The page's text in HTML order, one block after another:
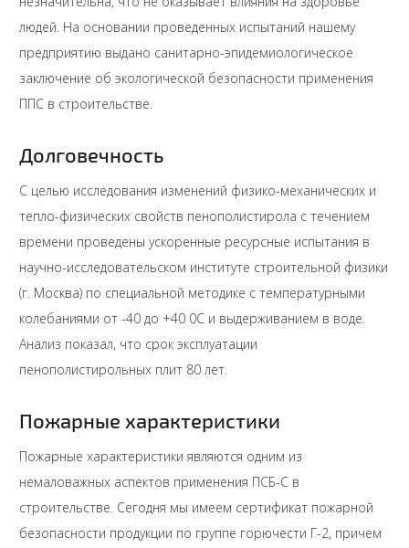
людей. На основании проведенных испытаний нашему
предприятию выдано санитарно-эпидемиологическое
заключение об экологической безопасности применения
ППС в строительстве.
Долговечность
С целью исследования изменений физико-механических и
тепло-физических свойств пенополистирола с течением
времени проведены ускоренные ресурсные испытания в
научно-исследовательском институте строительной физики
(г. Москва) по специальной методике с температурными
колебаниями от -40 до +40 0С и выдерживанием в воде.
Анализ показал, что срок эксплуатации
пенополистирольных плит 80 лет.
Пожарные характеристики
Пожарные характеристики являются одним из
немаловажных аспектов применения ПСБ-С в
строительстве. Сегодня мы имеем сертификат пожарной
безопасности продукции по группе горючести Г-2, причем